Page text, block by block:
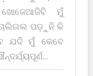
ମୁଁ
ଚାଲିଗଲ ପଡ଼ୁନି କି
ଯଦି ମୁଁ କେବେ